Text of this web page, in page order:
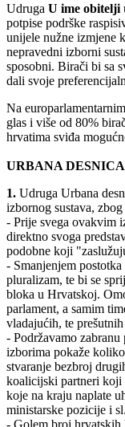
Udruga U ime obitelji
potpise podrške
unijele nužne izmjene
nepravedni izborni
sposobni. Birači bi sa
dali svoje
Na
glas i više od 80%
hrvatima sviđa
URBANA
1. Udruga Urbana
izbornog sustava,
- Prije svega ovakvim
direktno svoga
podobne koji
- Smanjenjem
pluralizam, te bi se
bloka u Hrvatskoj.
parlament, a samim
vladajućih, te
- Podržavamo
izborima pokaže
stvaranje bezbroj
koalicijski partneri koji
koje na kraju naplate
ministarske pozicije i sl.
- Golem broj hrvatskih